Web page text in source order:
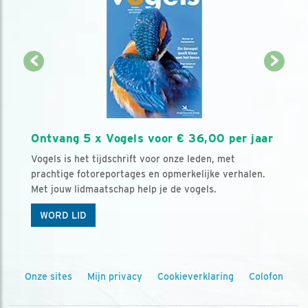
Ontvang 5 x Vogels voor € 36,00 per jaar
Vogels is het tijdschrift voor onze leden, met
prachtige fotoreportages en opmerkelijke verhalen.
Met jouw lidmaatschap help je de vogels.
WORD LID
Onze sites Mijn privacy Cookieverklaring Colofon